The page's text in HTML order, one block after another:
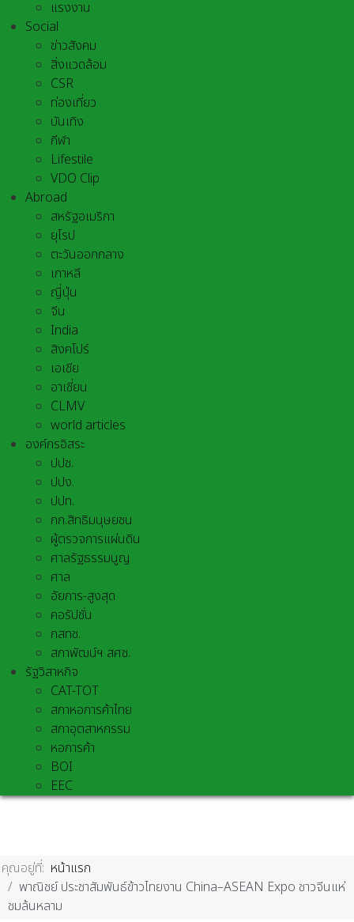
แรงงาน
Social
ข่าวสังคม
สิ่งแวดล้อม
CSR
ท่องเที่ยว
บันเทิง
กีฬา
Lifestile
VDO Clip
Abroad
สหรัฐอเมริกา
ยุโรป
ตะวันออกกลาง
เกาหลี
ญี่ปุ่น
จีน
India
สิงคโปร์
เอเชีย
อาเชี่ยน
CLMV
world articles
องค์กรอิสระ
ปปช.
ปปง.
ปปท.
กก.สิทธิมนุษยชน
ผู้ตรวจการแผ่นดิน
ศาลรัฐธรรมนูญ
ศาล
อัยการ-สูงสุด
คอรัปชั่น
กสทช.
สภาพัฒน์ฯ สศช.
รัฐวิสาหกิจ
CAT-TOT
สภาหอการค้าไทย
สภาอุตสาหกรรม
หอการค้า
BOI
EEC
คุณอยู่ที่: หน้าแรก
พาณิชย์ ประชาสัมพันธ์ข้าวไทยงาน China–ASEAN Expo ชาวจีนแห่
ชมล้นหลาม